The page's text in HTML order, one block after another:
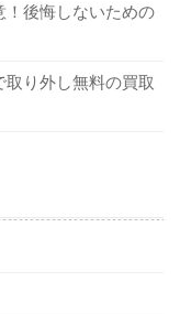
ることも事前に準
め、洗濯機の買取
に出すことができ
りも安く買い取る
プの上手な使い方 5選
台・2トンダンプ・
いるため、オフィ
。
出す際のポイ
取っている業者は
付属品をすべてそ
！後悔しないための
り外し無料の買取